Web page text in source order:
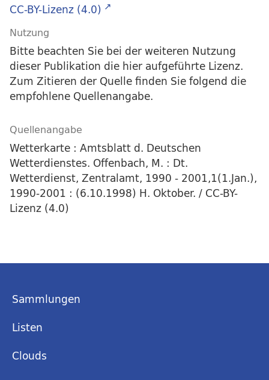
CC-BY-Lizenz (4.0)
Nutzung
Bitte beachten Sie bei der weiteren Nutzung
dieser Publikation die hier aufgeführte Lizenz.
Zum Zitieren der Quelle finden Sie folgend die
empfohlene Quellenangabe.
Quellenangabe
Wetterkarte : Amtsblatt d. Deutschen
Wetterdienstes. Offenbach, M. : Dt.
Wetterdienst, Zentralamt, 1990 - 2001,1(1.Jan.),
1990-2001 : (6.10.1998) H. Oktober. / CC-BY-
Lizenz (4.0)
Sammlungen
Listen
Clouds